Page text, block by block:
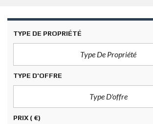
TYPE DE PROPRIÉTÉ
Type De Propriété
TYPE D'OFFRE
Type D'offre
PRIX ( €)